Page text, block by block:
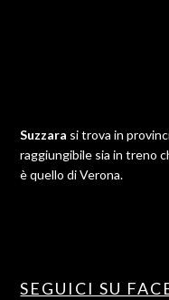
Suzzara si trova in
raggiungibile sia in treno
è quello di Verona.
SEGUICI SU